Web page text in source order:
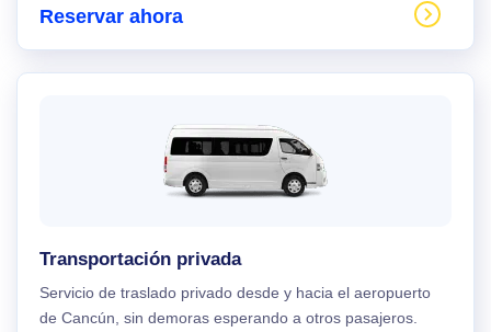
Reservar ahora
Transportación privada
Servicio de traslado privado desde y hacia el aeropuerto
de Cancún, sin demoras esperando a otros pasajeros.